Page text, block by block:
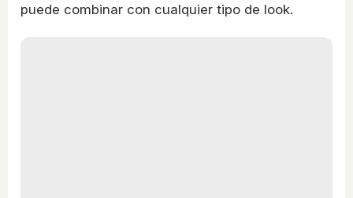
puede combinar con cualquier tipo de look.